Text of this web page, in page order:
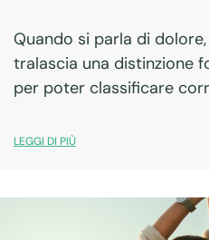
Quando si parla di
tralascia una distinzione
per poter classificare
distinzione tra dolore
LEGGI DI PIÙ